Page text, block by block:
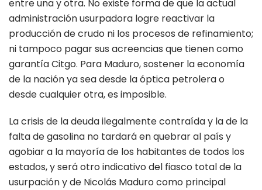
entre una y otra. No existe forma de que la actual
administración usurpadora logre reactivar la
producción de crudo ni los procesos de refinamiento;
ni tampoco pagar sus acreencias que tienen como
garantía Citgo. Para Maduro, sostener la economía
de la nación ya sea desde la óptica petrolera o
desde cualquier otra, es imposible.
La crisis de la deuda ilegalmente contraída y la de la
falta de gasolina no tardará en quebrar al país y
agobiar a la mayoría de los habitantes de todos los
estados, y será otro indicativo del fiasco total de la
usurpación y de Nicolás Maduro como principal